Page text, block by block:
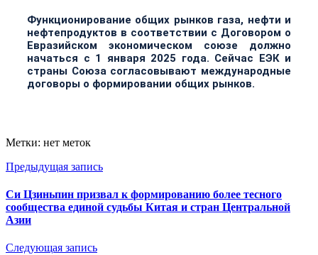
Функционирование общих рынков газа, нефти и
нефтепродуктов в соответствии с Договором о
Евразийском экономическом союзе должно
начаться с 1 января 2025 года. Сейчас ЕЭК и
страны Союза согласовывают международные
договоры о формировании общих рынков.
Метки: нет меток
Предыдущая запись
Си Цзиньпин призвал к формированию более тесного
сообщества единой судьбы Китая и стран Центральной
Азии
Следующая запись